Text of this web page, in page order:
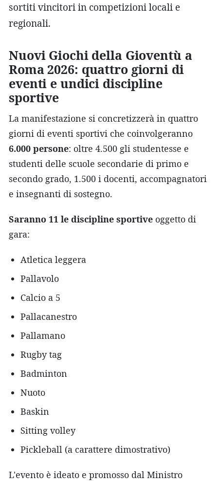
sortiti vincitori in competizioni locali e
regionali.
Nuovi Giochi della Gioventù a
Roma 2026: quattro giorni di
eventi e undici discipline
sportive
La manifestazione si concretizzerà in quattro
giorni di eventi sportivi che coinvolgeranno
6.000 persone: oltre 4.500 gli studentesse e
studenti delle scuole secondarie di primo e
secondo grado, 1.500 i docenti, accompagnatori
e insegnanti di sostegno.
Saranno 11 le discipline sportive oggetto di
gara:
Atletica leggera
Pallavolo
Calcio a 5
Pallacanestro
Pallamano
Rugby tag
Badminton
Nuoto
Baskin
Sitting volley
Pickleball (a carattere dimostrativo)
L'evento è ideato e promosso dal Ministro